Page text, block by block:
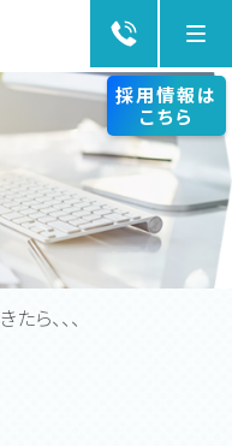
採用情報は
こちら
ら、、、